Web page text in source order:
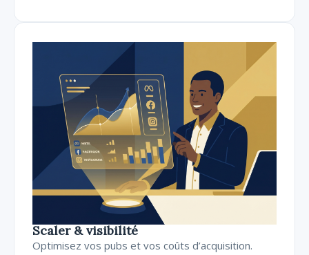
Scaler & visibilité
Optimisez vos pubs et vos coûts d’acquisition.